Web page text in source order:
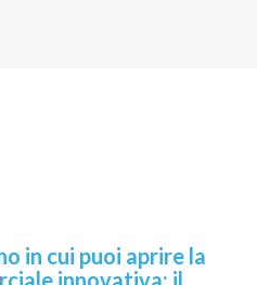
in cui puoi aprire la